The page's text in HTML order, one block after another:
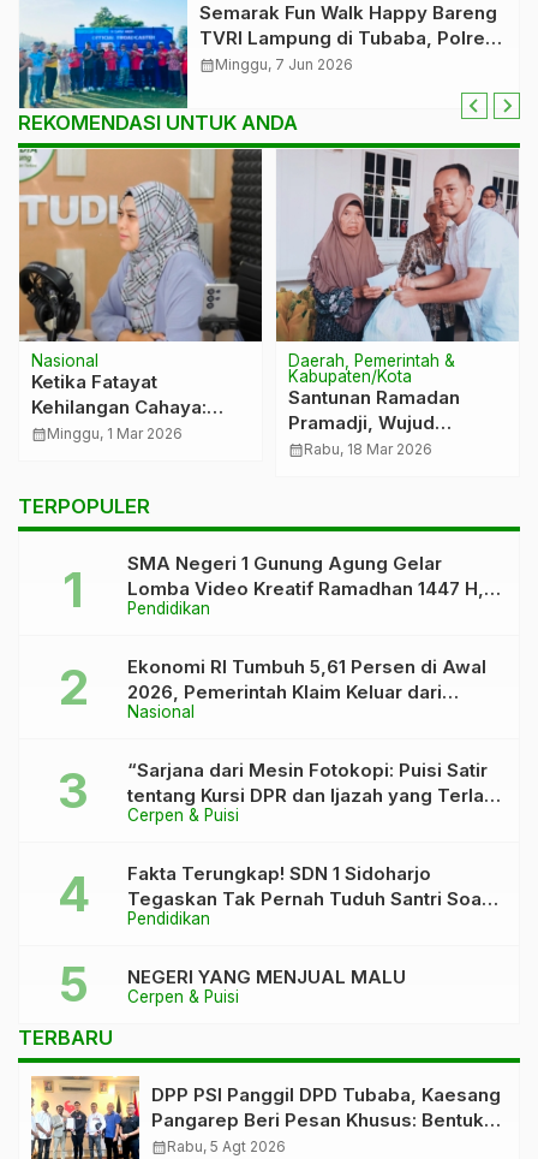
Semarak Fun Walk Happy Bareng
TVRI Lampung di Tubaba, Polres
Pastikan Kegiatan Aman dan
calendar_monthMinggu, 7 Jun 2026
REKOMENDASI UNTUK ANDA
Nasional
Ketika Fatayat
Kehilangan Cahaya:
Rere Abyasa
calendar_monthMinggu, 1 Mar 2026
Daerah, Pemerintah &
Kabupaten/Kota
Santunan Ramadan
Pramadji, Wujud
Kepedulian Sosial dan
calendar_monthRabu, 18 Mar 2026
TERPOPULER
Pendidikan
SMA Negeri 1 Gunung Agung Gelar
Lomba Video Kreatif Ramadhan 1447 H,
Asah Bakat dan Pererat Kebersamaan
Nasional
Ekonomi RI Tumbuh 5,61 Persen di Awal
2026, Pemerintah Klaim Keluar dari
“Kutukan” 5 Persen
Cerpen & Puisi
“Sarjana dari Mesin Fotokopi: Puisi Satir
tentang Kursi DPR dan Ijazah yang Terlalu
Rapi”
Pendidikan
Fakta Terungkap! SDN 1 Sidoharjo
Tegaskan Tak Pernah Tuduh Santri Soal
Kaca Pecah
Cerpen & Puisi
NEGERI YANG MENJUAL MALU
TERBARU
DPP PSI Panggil DPD Tubaba, Kaesang
Pangarep Beri Pesan Khusus: Bentuk
Struktur Hingga TPS Demi
calendar_monthRabu, 5 Agt 2026